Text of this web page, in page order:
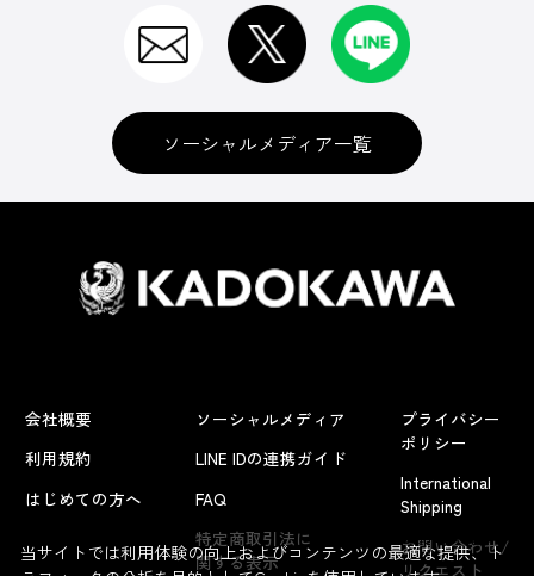
よくあるお問い合わせ
ソーシャルメディア一覧
会社概要
利用規約
はじめての方へ
ソーシャルメディア
LINE IDの連携ガイド
FAQ
特定商取引法に
関する表示
プライバシー
ポリシー
International
Shipping
お問い合わせ/
リクエスト
当サイトでは利用体験の向上およびコンテンツの最適な提供、ト